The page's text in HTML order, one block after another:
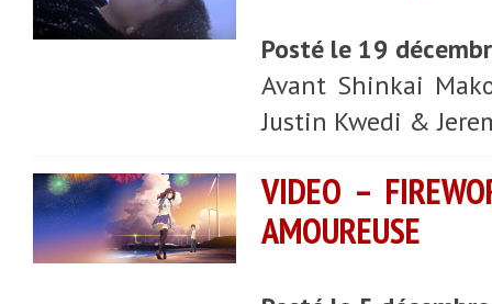
Posté le 19
Avant Shinkai
Justin Kwedi &
VIDEO –
AMOUREUSE